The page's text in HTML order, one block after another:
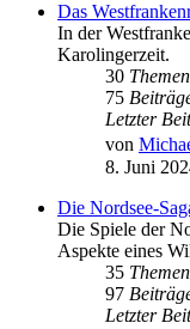
Das
In der
Karolingerzeit.
30 Themen
75
Letzter
von
8. Juni
Die Nordsee-
Die Spiele der
Aspekte eines
35 Themen
97
Letzter